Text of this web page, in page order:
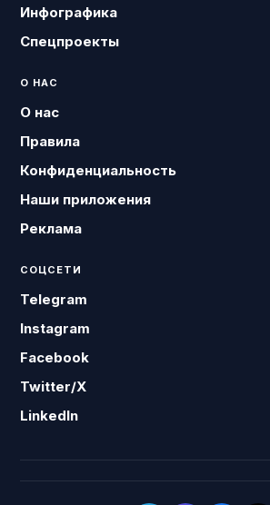
Инфографика
Спецпроекты
О НАС
О нас
Правила
Конфиденциальность
Наши приложения
Реклама
СОЦСЕТИ
Telegram
Instagram
Facebook
Twitter/X
LinkedIn